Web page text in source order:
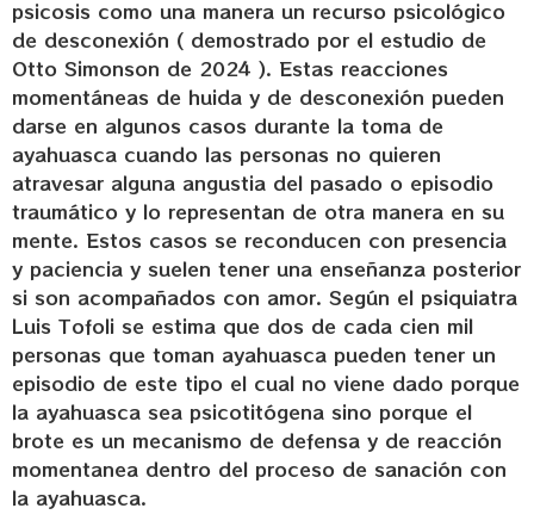
psicosis como una manera un recurso psicológico
de desconexión ( demostrado por el estudio de
Otto Simonson de 2024 ). Estas reacciones
momentáneas de huida y de desconexión pueden
darse en algunos casos durante la toma de
ayahuasca cuando las personas no quieren
atravesar alguna angustia del pasado o episodio
traumático y lo representan de otra manera en su
mente. Estos casos se reconducen con presencia
y paciencia y suelen tener una enseñanza posterior
si son acompañados con amor. Según el psiquiatra
Luis Tofoli se estima que dos de cada cien mil
personas que toman ayahuasca pueden tener un
episodio de este tipo el cual no viene dado porque
la ayahuasca sea psicotitógena sino porque el
brote es un mecanismo de defensa y de reacción
momentanea dentro del proceso de sanación con
la ayahuasca.